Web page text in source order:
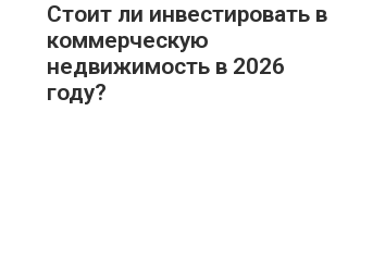
Стоит ли инвестировать в
коммерческую
недвижимость в 2026
году?